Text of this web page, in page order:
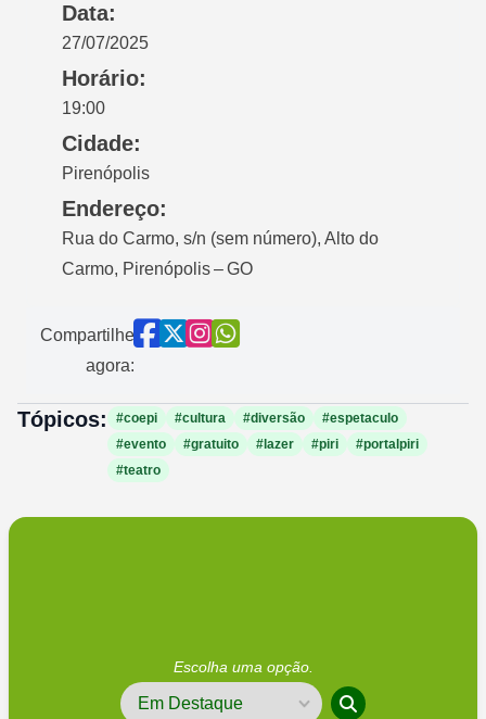
Data:
27/07/2025
Horário:
19:00
Cidade:
Pirenópolis
Endereço:
Rua do Carmo, s/n (sem número), Alto do
Carmo, Pirenópolis – GO
Compartilhe
agora:
Tópicos: #coepi #cultura #diversão
#espetaculo
#evento
#gratuito #lazer #piri
#portalpiri
#teatro
Escolha uma opção.